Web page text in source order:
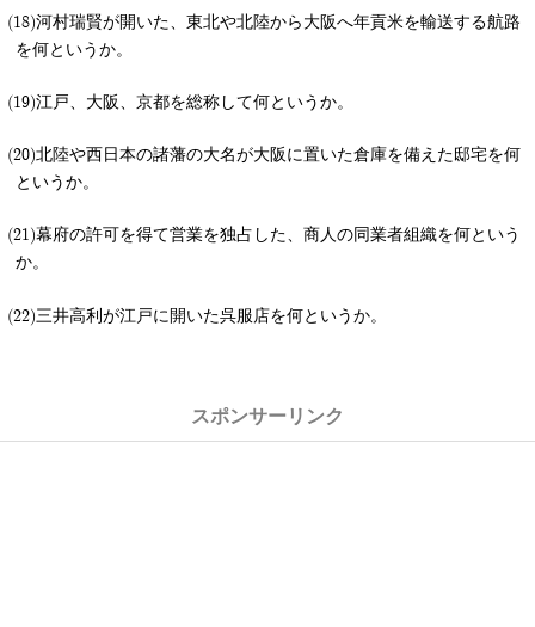
河村瑞賢が開いた、東北や北陸から大阪へ年貢米を輸送する航路
を何というか。
江戸、大阪、京都を総称して何というか。
北陸や西日本の諸藩の大名が大阪に置いた倉庫を備えた邸宅を何
というか。
幕府の許可を得て営業を独占した、商人の同業者組織を何という
か。
三井高利が江戸に開いた呉服店を何というか。